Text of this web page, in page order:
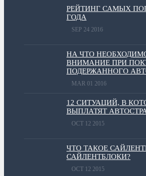
РЕЙТИНГ САМЫХ
ГОДА
SEP 24 2016
НА ЧТО
ВНИМАНИЕ ПРИ
ПОДЕРЖАННОГО
MAR 01 2016
12 СИТУАЦИЙ, В
ВЫПЛАТЯТ
OCT 12 2015
ЧТО ТАКОЕ
САЙЛЕНТБЛОКИ?
OCT 12 2015